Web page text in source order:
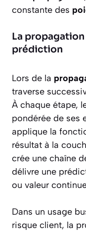
constante des
La propagation
prédiction
Lors de la
traverse
À chaque étape,
pondérée de ses
applique la
résultat à la
crée une chaîne
délivre une
ou valeur
Dans un usage
risque client, la